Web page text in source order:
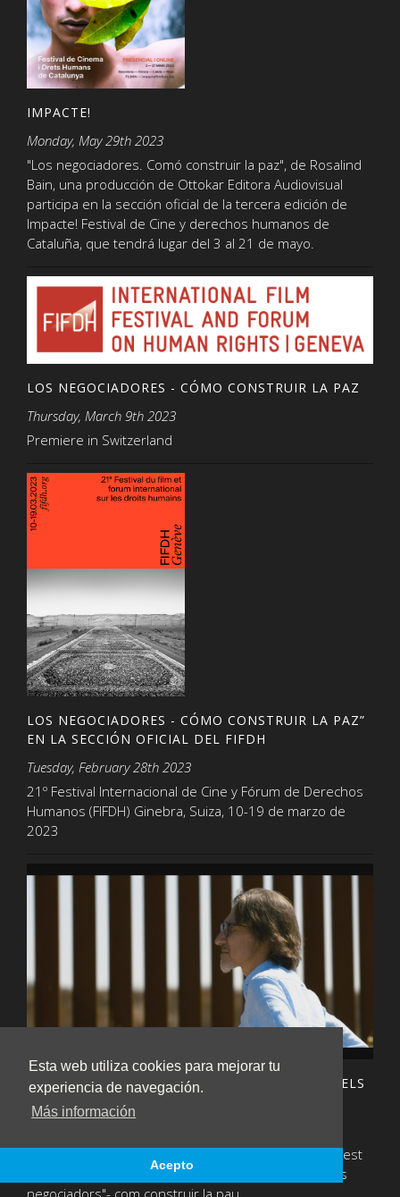
Esta web utiliza cookies para mejorar tu
experiencia de navegación.
Más información
Acepto
IMPACTE!
Monday, May 29th 2023
"Los negociadores. Comó construir la paz", de Rosalind
Bain, una producción de Ottokar Editora Audiovisual
participa en la sección oficial de la tercera edición de
Impacte! Festival de Cine y derechos humanos de
Cataluña, que tendrá lugar del 3 al 21 de mayo.
LOS NEGOCIADORES - CÓMO CONSTRUIR LA PAZ
Thursday, March 9th 2023
Premiere in Switzerland
LOS NEGOCIADORES - CÓMO CONSTRUIR LA PAZ”
EN LA SECCIÓN OFICIAL DEL FIFDH
Tuesday, February 28th 2023
21º Festival Internacional de Cine y Fórum de Derechos
Humanos (FIFDH) Ginebra, Suiza, 10-19 de marzo de
2023
ENTREVISTA | JORDI RAICH: «INTENTO VEURE ELS
'BOTXINS' COM A PERSONES HUMANES»
Pep Marti Vall de Nació digital ha conversat amb aquest
mediador, un dels protagonistes del documental, Els
negociadors"- com construir la pau